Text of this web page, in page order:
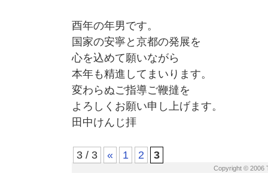
酉年の年男です。
国家の安寧と京都の発展を
心を込めて願いながら
本年も精進してまいります。
変わらぬご指導ご鞭撻を
よろしくお願い申し上げます。
田中けんじ拝
3 / 3 « 1 2 3
Copyright © 2006